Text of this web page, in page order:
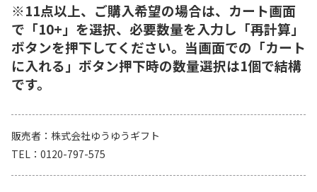
※11点以上、ご購入希望の場合は、カート画面
で「10+」を選択、必要数量を入力し「再計算」
ボタンを押下してください。当画面での「カート
に入れる」ボタン押下時の数量選択は1個で結構
です。
販売者
株式会社ゆうゆうギフト
TEL
0120-797-575